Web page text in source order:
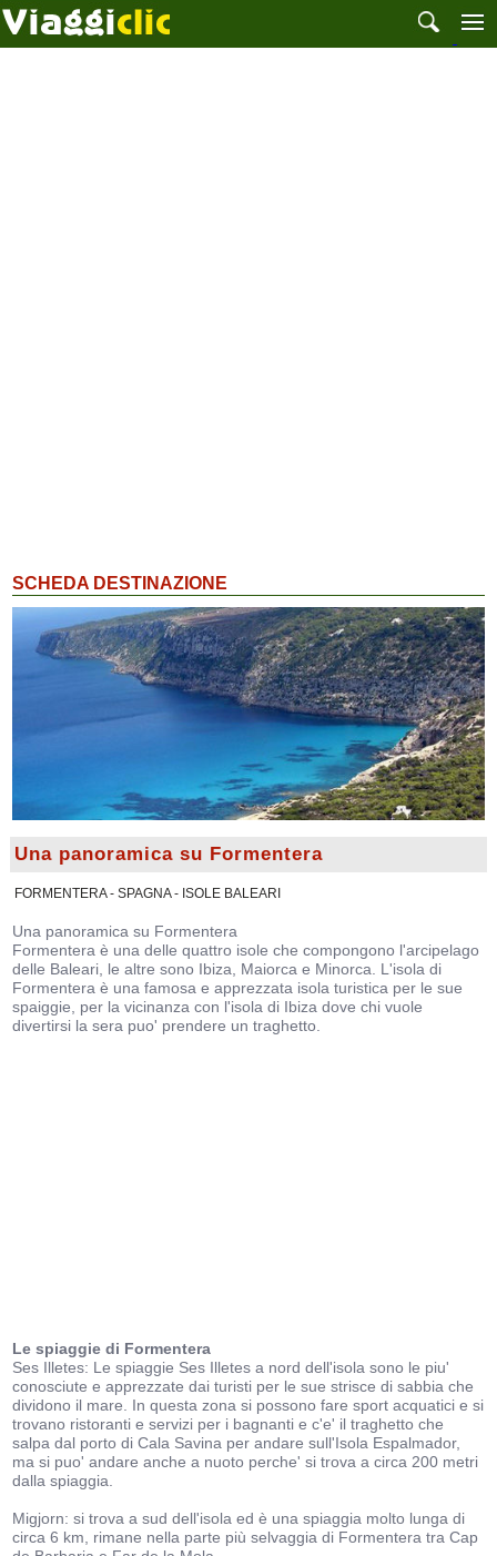
SCHEDA DESTINAZIONE
Una panoramica su Formentera
FORMENTERA - SPAGNA - ISOLE BALEARI
Una panoramica su Formentera
Formentera è una delle quattro isole che compongono l'arcipelago
delle Baleari, le altre sono Ibiza, Maiorca e Minorca. L'isola di
Formentera è una famosa e apprezzata isola turistica per le sue
spaiggie, per la vicinanza con l'isola di Ibiza dove chi vuole
divertirsi la sera puo' prendere un traghetto.
Le spiaggie di Formentera
Ses Illetes: Le spiaggie Ses Illetes a nord dell'isola sono le piu'
conosciute e apprezzate dai turisti per le sue strisce di sabbia che
dividono il mare. In questa zona si possono fare sport acquatici e si
trovano ristoranti e servizi per i bagnanti e c'e' il traghetto che
salpa dal porto di Cala Savina per andare sull'Isola Espalmador,
ma si puo' andare anche a nuoto perche' si trova a circa 200 metri
dalla spiaggia.
Migjorn: si trova a sud dell'isola ed è una spiaggia molto lunga di
circa 6 km, rimane nella parte più selvaggia di Formentera tra Cap